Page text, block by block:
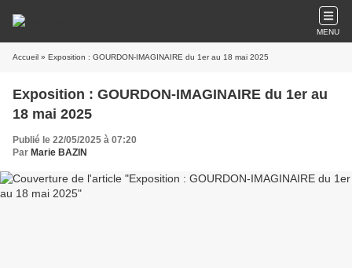
MENU
Accueil » Exposition : GOURDON-IMAGINAIRE du 1er au 18 mai 2025
Exposition : GOURDON-IMAGINAIRE du 1er au
18 mai 2025
Publié le 22/05/2025 à 07:20
Par Marie BAZIN